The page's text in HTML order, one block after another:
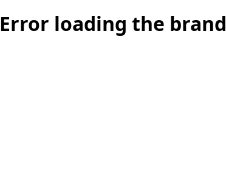
Error loading the brand